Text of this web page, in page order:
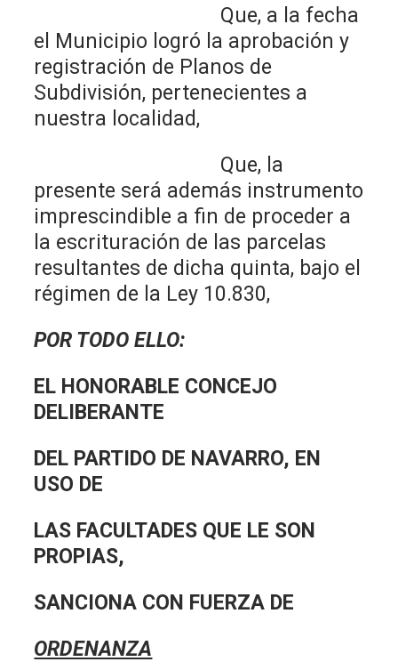
Que, a la fecha
el Municipio logró la aprobación y
registración de Planos de
Subdivisión, pertenecientes a
nuestra localidad,
Que, la
presente será además instrumento
imprescindible a fin de proceder a
la escrituración de las parcelas
resultantes de dicha quinta, bajo el
régimen de la Ley 10.830,
POR TODO ELLO:
EL HONORABLE CONCEJO
DELIBERANTE
DEL PARTIDO DE NAVARRO, EN
USO DE
LAS FACULTADES QUE LE SON
PROPIAS,
SANCIONA CON FUERZA DE
ORDENANZA